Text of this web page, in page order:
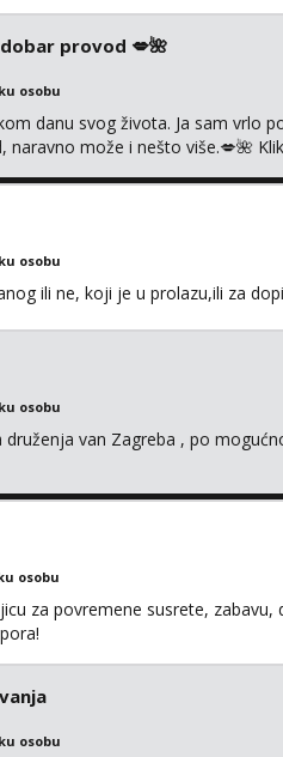
vremenu ja rjesavam apartman/
provod 💋🌺
osobu
danu svog života. Ja sam vrlo
može i nešto više.💋🌺
osobu
ili ne, koji je u prolazu,ili za
osobu
van Zagreba , po
osobu
za povremene susrete, zabavu,
osobu